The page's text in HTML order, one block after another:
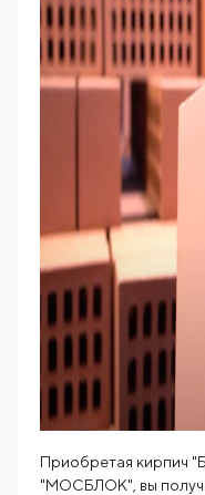
Приобретая кирпич
"МОСБЛОК", вы